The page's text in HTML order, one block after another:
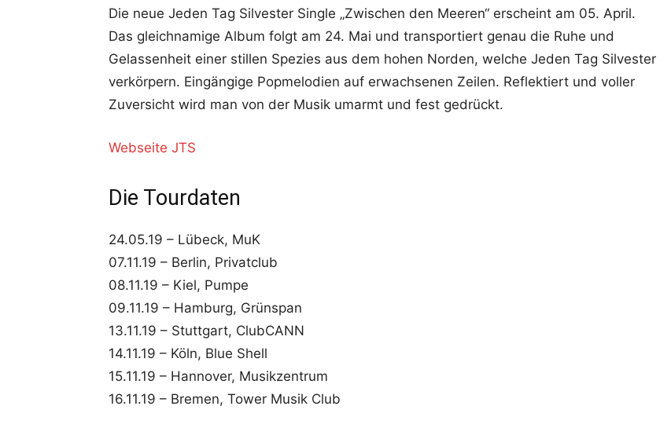
Die neue Jeden Tag Silvester Single „Zwischen den Meeren“ erscheint am 05. April.
Das gleichnamige Album folgt am 24. Mai und transportiert genau die Ruhe und
Gelassenheit einer stillen Spezies aus dem hohen Norden, welche Jeden Tag Silvester
verkörpern. Eingängige Popmelodien auf erwachsenen Zeilen. Reflektiert und voller
Zuversicht wird man von der Musik umarmt und fest gedrückt.
Webseite JTS
Die Tourdaten
24.05.19 – Lübeck, MuK
07.11.19 – Berlin, Privatclub
08.11.19 – Kiel, Pumpe
09.11.19 – Hamburg, Grünspan
13.11.19 – Stuttgart, ClubCANN
14.11.19 – Köln, Blue Shell
15.11.19 – Hannover, Musikzentrum
16.11.19 – Bremen, Tower Musik Club